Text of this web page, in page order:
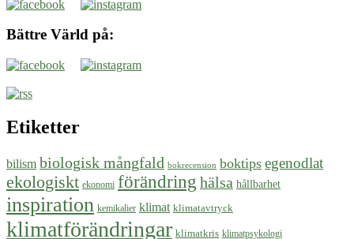
Bättre Värld på:
Etiketter
bilism biologisk mångfald bokrecension boktips egenodlat
ekologiskt ekonomi förändring hälsa hållbarhet
inspiration kemikalier klimat klimatavtryck
klimatförändringar klimatkris klimatpsykologi